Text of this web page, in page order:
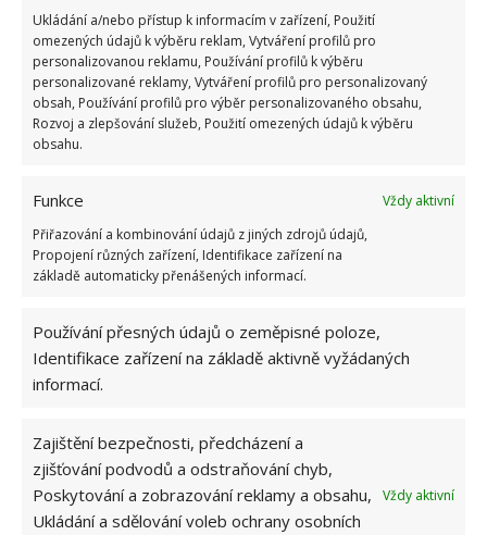
Ukládání a/nebo přístup k informacím v zařízení, Použití
omezených údajů k výběru reklam, Vytváření profilů pro
personalizovanou reklamu, Používání profilů k výběru
personalizované reklamy, Vytváření profilů pro personalizovaný
obsah, Používání profilů pro výběr personalizovaného obsahu,
Rozvoj a zlepšování služeb, Použití omezených údajů k výběru
obsahu.
Funkce
Vždy aktivní
Přiřazování a kombinování údajů z jiných zdrojů údajů,
Propojení různých zařízení, Identifikace zařízení na
základě automaticky přenášených informací.
Používání přesných údajů o zeměpisné poloze,
Identifikace zařízení na základě aktivně vyžádaných
informací.
Zajištění bezpečnosti, předcházení a
zjišťování podvodů a odstraňování chyb,
Poskytování a zobrazování reklamy a obsahu,
Ukládání a sdělování voleb ochrany osobních
Vždy aktivní
nejnebezpečnějších škůdců rostlin a postupy,
jak se jich rychle zbavit
6.8.2026
Bohatá úroda rajčat nemusí být jen zbožným
Přírodní hnojiva pro pěstování rajčat, která
zajistí bohatou úrodu šťavnatých a chutných
plodů. Připravte se na letošní sezonu včas
O WEBU